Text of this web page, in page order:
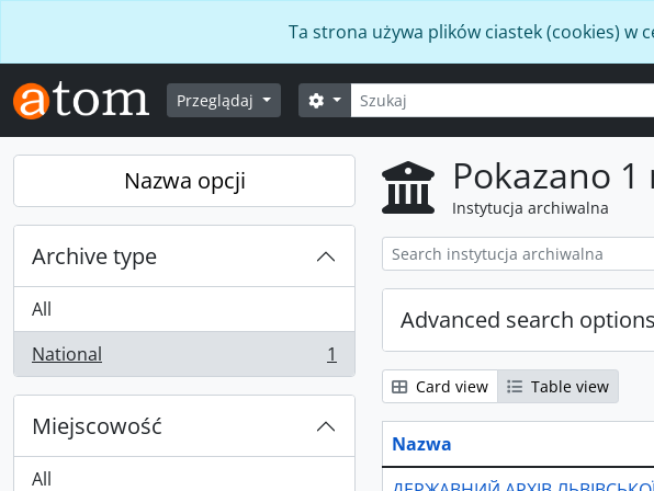
Ta strona używa plików ciastek (cookies) w
Przeglądaj Szukaj
Opcje wyszukiwania
Nazwa opcji
Archive type
All
National
, 1 results 1
Miejscowość
All
Pokazano
Instytucja archiwalna
Advanced search options
Card view Table view
Nazwa